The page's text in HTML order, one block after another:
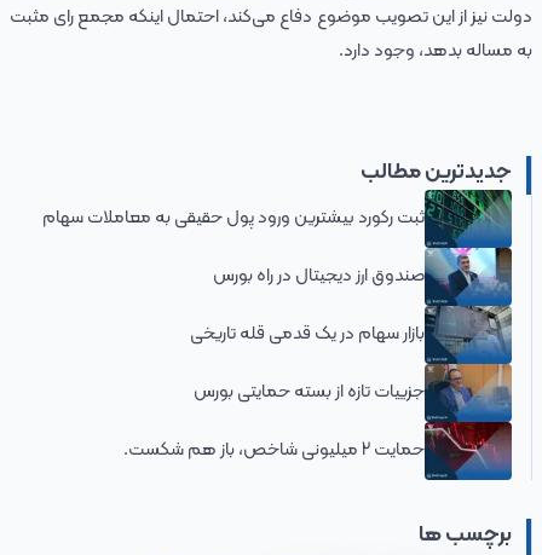
دولت نیز از این تصویب موضوع دفاع می‌کند، احتمال اینکه مجمع رای مثبت
به مساله بدهد، وجود دارد.
جدیدترین مطالب
ثبت رکورد بیشترین ورود پول حقیقی به معاملات سهام
صندوق ارز دیجیتال در راه بورس
بازار سهام در یک قدمی قله تاریخی
جزییات تازه از بسته حمایتی بورس
حمایت 2 میلیونی شاخص، باز هم شکست.
برچسب ها